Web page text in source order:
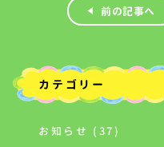
前の記事へ
カテゴリー
お知らせ (37)